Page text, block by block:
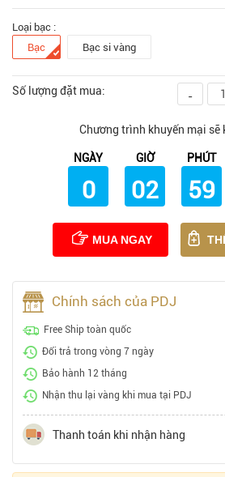
Loại bạc :
Bạc
Bạc si vàng
Số lượng đặt mua: -
Chương trình khuyến mại sẽ
NGÀY
0
GIỜ
02
PHÚT
59
MUA NGAY
Chính sách của PDJ
Free Ship toàn quốc
Đổi trả trong vòng 7 ngày
Bảo hành 12 tháng
Nhận thu lại vàng khi mua tại PDJ
Thanh toán khi nhận hàng